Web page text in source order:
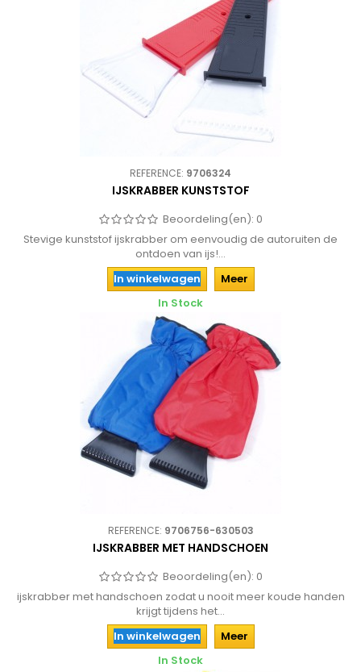
REFERENCE: 9706324
IJSKRABBER KUNSTSTOF
Beoordeling(en): 0
Stevige kunststof ijskrabber om eenvoudig de autoruiten de
ontdoen van ijs!...
In winkelwagen
Meer
In Stock
REFERENCE: 9706756-630503
IJSKRABBER MET HANDSCHOEN
Beoordeling(en): 0
ijskrabber met handschoen zodat u nooit meer koude handen
krijgt tijdens het...
In winkelwagen
Meer
In Stock